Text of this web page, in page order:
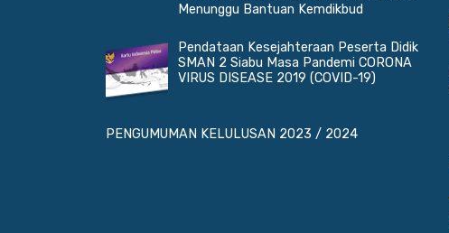
Menunggu Bantuan Kemdikbud
Pendataan Kesejahteraan Peserta Didik
SMAN 2 Siabu Masa Pandemi CORONA
VIRUS DISEASE 2019 (COVID-19)
PENGUMUMAN KELULUSAN 2023 / 2024